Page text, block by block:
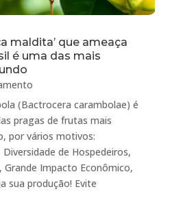
maldita’ que ameaça
é uma das mais
(Bactrocera carambolae) é
pragas de frutas mais
por vários motivos:
Diversidade de Hospedeiros,
Impacto Econômico,
sua produção! Evite